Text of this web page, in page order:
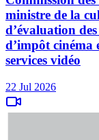
ministre de la
d’évaluation
d’impôt cinéma
services vidéo
22 Jul 2026